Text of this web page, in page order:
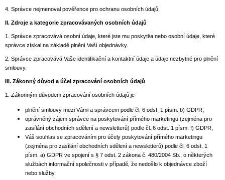
4. Správce nejmenoval pověřence pro ochranu osobních údajů.
II. Zdroje a kategorie zpracovávaných osobních údajů
1. Správce zpracovává osobní údaje, které jste mu poskytl/a nebo osobní údaje, které
správce získal na základě plnění Vaší objednávky.
2. Správce zpracovává Vaše identifikační a kontaktní údaje a údaje nezbytné pro plnění
smlouvy.
III. Zákonný důvod a účel zpracování osobních údajů
1. Zákonným důvodem zpracování osobních údajů je
plnění smlouvy mezi Vámi a správcem podle čl. 6 odst. 1 písm. b) GDPR,
oprávněný zájem správce na poskytování přímého marketingu (zejména pro
zasílání obchodních sdělení a newsletterů) podle čl. 6 odst. 1 písm. f) GDPR,
Váš souhlas se zpracováním pro účely poskytování přímého marketingu
(zejména pro zasílání obchodních sdělení a newsletterů) podle čl. 6 odst. 1
písm. a) GDPR ve spojení s § 7 odst. 2 zákona č. 480/2004 Sb., o některých
službách informační společnosti v případě, že nedošlo k objednávce zboží
nebo služby.
HLEDAT